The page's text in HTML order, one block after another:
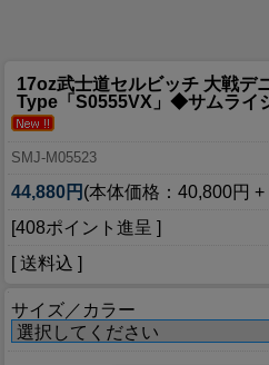
17oz武士道セルビッチ 大戦デ
Type「S0555VX」◆サムライ
SMJ-M05523
44,880円 (本体価格：40,800円
[408ポイント進呈 ]
[ 送料込 ]
サイズ／カラー